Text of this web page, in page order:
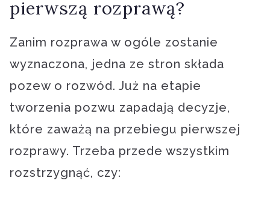
pierwszą rozprawą?
Zanim rozprawa w ogóle zostanie
wyznaczona, jedna ze stron składa
pozew o rozwód. Już na etapie
tworzenia pozwu zapadają decyzje,
które zaważą na przebiegu pierwszej
rozprawy. Trzeba przede wszystkim
rozstrzygnąć, czy: